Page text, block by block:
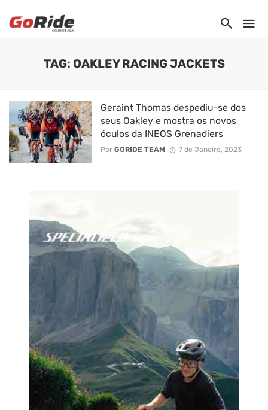
TAG: OAKLEY RACING JACKETS
Geraint Thomas despediu-se dos
seus Oakley e mostra os novos
óculos da INEOS Grenadiers
Por GORIDE TEAM 7 de Janeiro, 2023